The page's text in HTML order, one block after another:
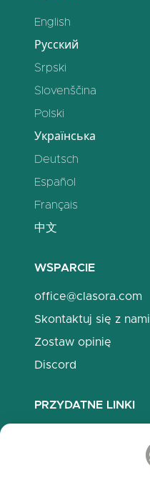
English
Русский
Srpski
Slovenščina
Polski
Українська
Deutsch
Español
Français
中文
WSPARCIE
office@clasora.com
Skontaktuj się z nami
Zostaw opinię
Discord
PRZYDATNE LINKI